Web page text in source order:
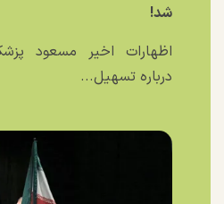
شد!
اظهارات اخیر مسعود
درباره تسهیل...